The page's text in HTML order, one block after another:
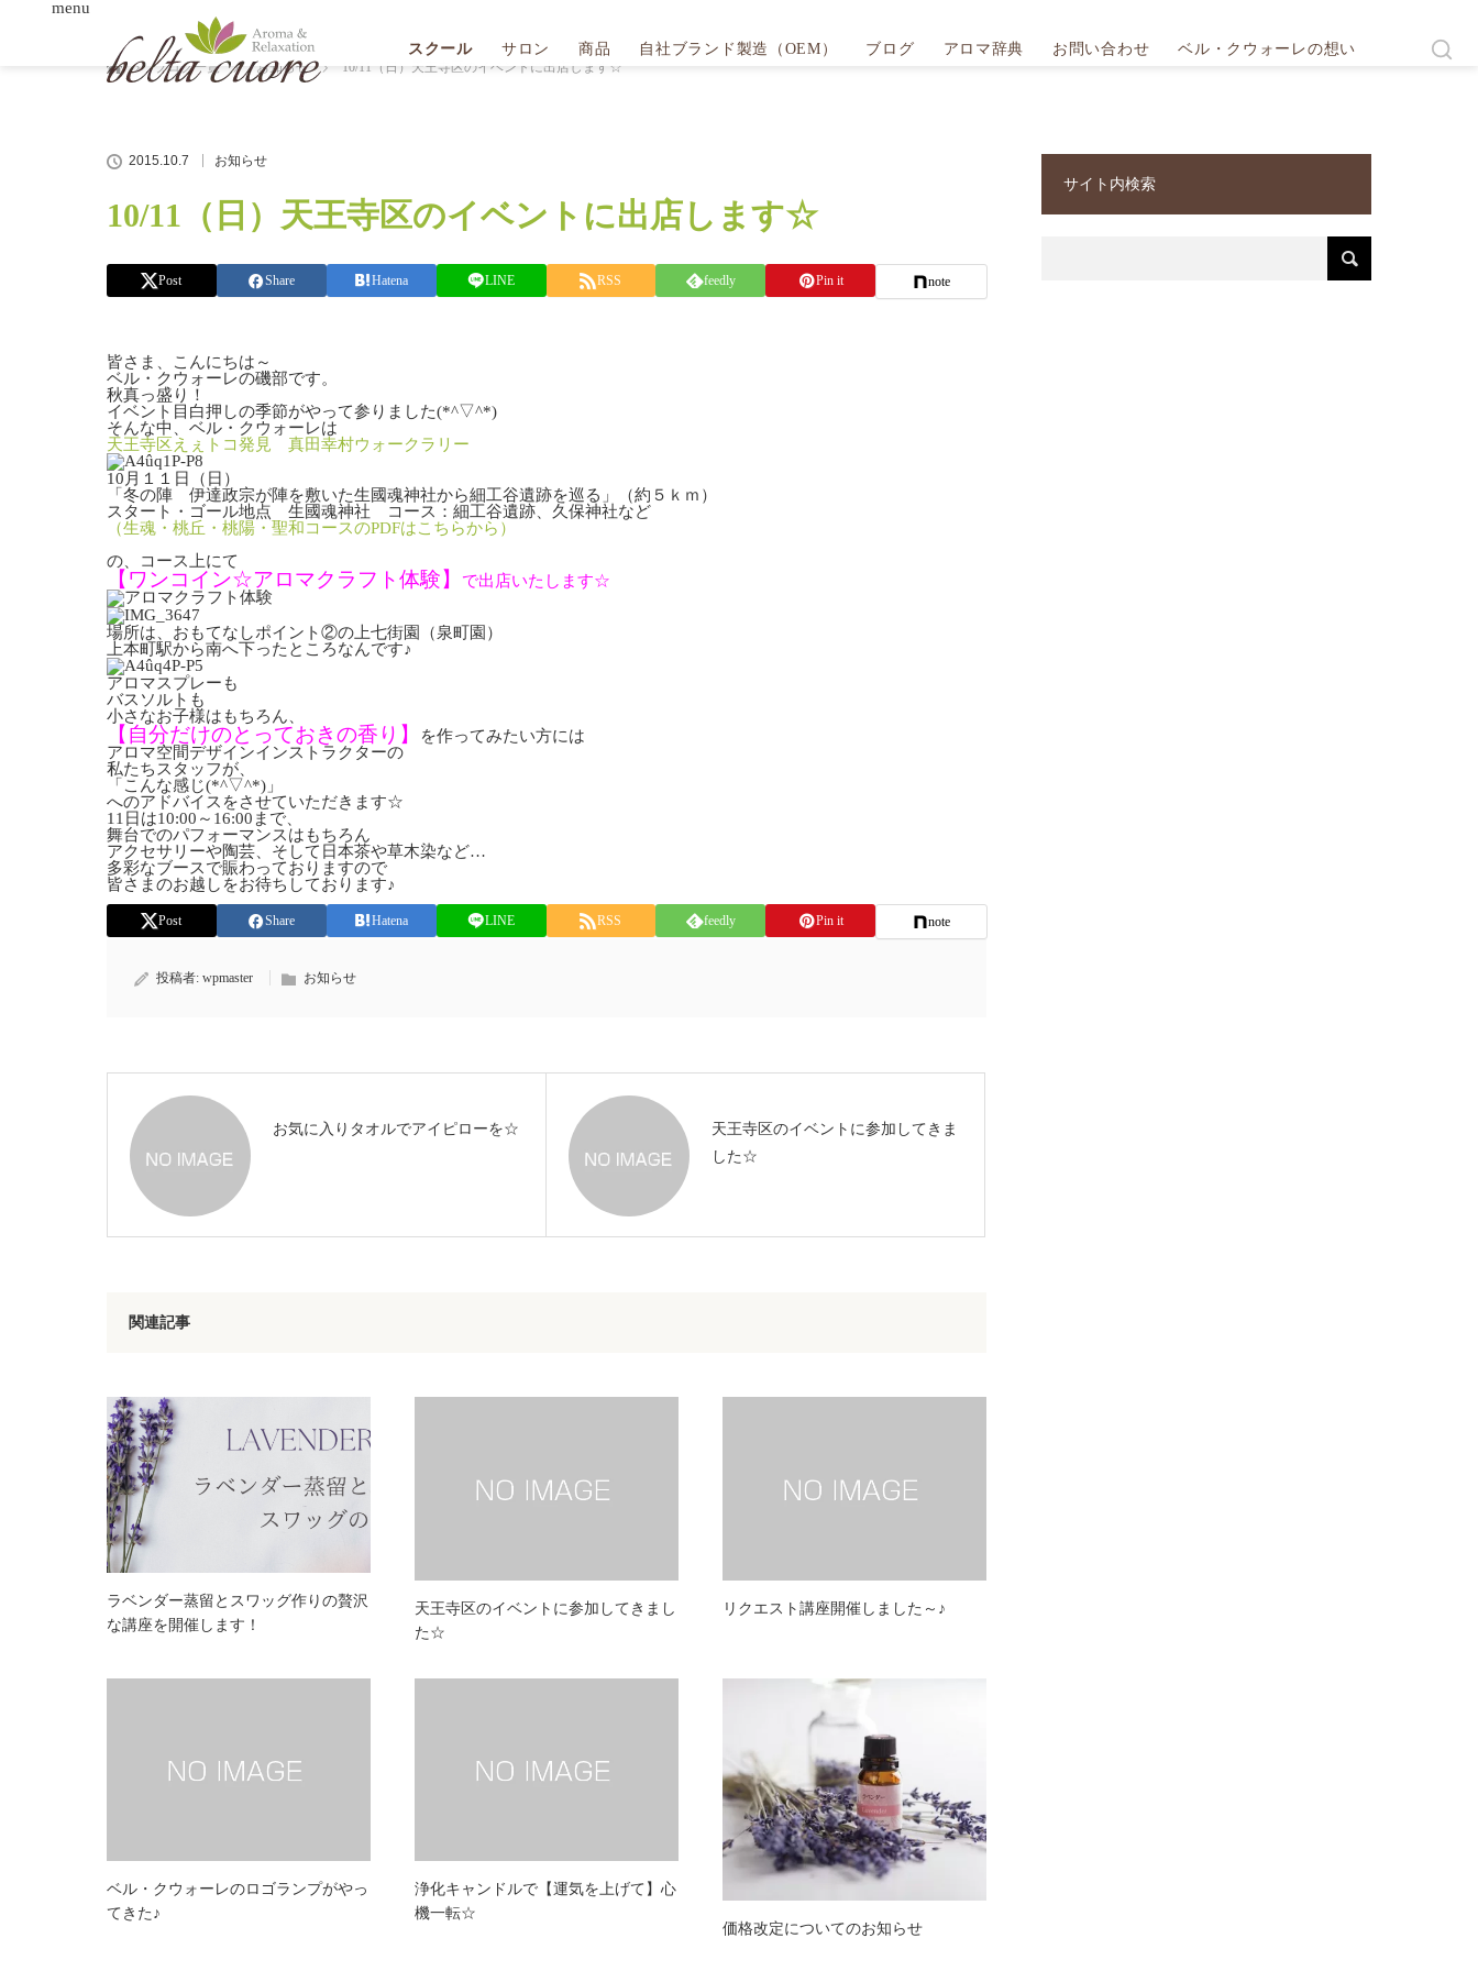
menu
スクール サロン 商品 自社ブランド製造（OEM） ブログ アロマ辞典 お問い合わせ ベル・クウォーレの想い
ホーム
ブログ一覧
お知らせ 10/11（日）天王寺区のイベントに出店します☆
2015.10.7 お知らせ
10/11（日）天王寺区のイベントに出店します☆
Post Share Hatena LINE RSS feedly Pin it note
皆さま、こんにちは～
ベル・クウォーレの磯部です。
秋真っ盛り！
イベント目白押しの季節がやって参りました(*^▽^*)
そんな中、ベル・クウォーレは
天王寺区えぇトコ発見 真田幸村ウォークラリー
10月１１日（日）
「冬の陣 伊達政宗が陣を敷いた生國魂神社から細工谷遺跡を巡る」（約５ｋｍ）
スタート・ゴール地点 生國魂神社 コース：細工谷遺跡、久保神社など
（生魂・桃丘・桃陽・聖和コースのPDFはこちらから）
の、コース上にて
【ワンコイン☆アロマクラフト体験】 で出店いたします☆
場所は、おもてなしポイント②の上七街園（泉町園）
上本町駅から南へ下ったところなんです♪
アロマスプレーも
バスソルトも
小さなお子様はもちろん、
【自分だけのとっておきの香り】
を作ってみたい方には
アロマ空間デザインインストラクターの
私たちスタッフが、
「こんな感じ(*^▽^*)」
へのアドバイスをさせていただきます☆
11日は10:00～16:00まで、
舞台でのパフォーマンスはもちろん
アクセサリーや陶芸、そして日本茶や草木染など…
多彩なブースで賑わっておりますので
皆さまのお越しをお待ちしております♪
Post Share Hatena LINE RSS feedly Pin it note
投稿者: wpmaster お知らせ
お気に入りタオルでアイピローを☆
天王寺区のイベントに参加してきま
した☆
関連記事
ラベンダー蒸留とスワッグ作りの贅沢
な講座を開催します！
天王寺区のイベントに参加してきまし
た☆
リクエスト講座開催しました～♪
ベル・クウォーレのロゴランプがやっ
てきた♪
浄化キャンドルで【運気を上げて】心
機一転☆
価格改定についてのお知らせ
サイト内検索